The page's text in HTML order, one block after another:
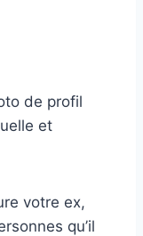
de profil
et
votre ex,
qu’il